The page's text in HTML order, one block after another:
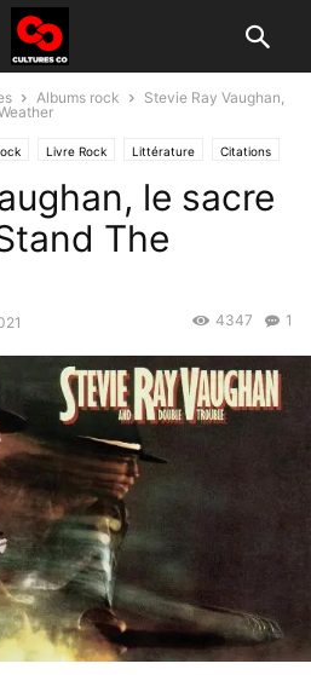
Albums rock
Stevie Ray Vaughan,
Livre Rock Littérature Citations
le sacre
The
1
4347